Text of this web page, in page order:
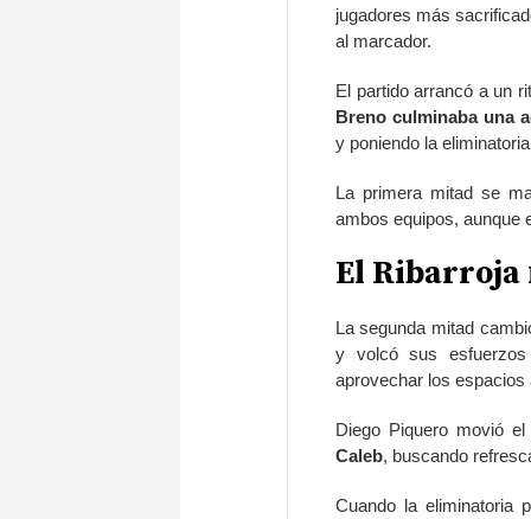
jugadores más
al marcador.
El partido arrancó a un
Breno culminaba una
y poniendo la
La primera mitad se
ambos equipos, aunque
El
La segunda mitad
y volcó sus
aprovechar los espacios
Diego Piquero movió
Caleb, buscando
Cuando la eliminatoria